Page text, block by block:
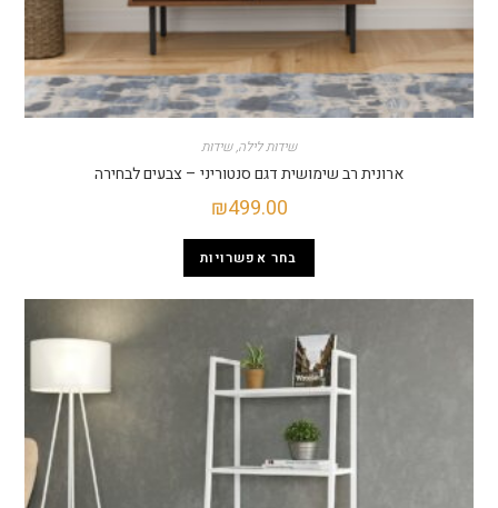
שידות לילה,שידות
ארונית רב שימושית דגם סנטוריני – צבעים לבחירה
₪499.00
בחר אפשרויות